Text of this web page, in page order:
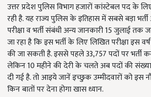
उत्तर प्रदेश पुलिस विभाग हजारों कांस्टेबल पद के
रही है. यह राज्य पुलिस के इतिहास में सबसे बड़ा
परीक्षा व भर्ती संबंधी अन्य जानकारी 15 जुलाई तक
जा रहा है कि इस भर्ती के लिए लिखित परीक्षा इस
की जा सकती है. इससे पहले 33,757 पदों पर भर्ती
लेकिन 10 महीने की देरी के चलते अब पदों की
दी गई है. तो आइये जानें इच्छुक उम्मीदवारों को इस
किन बातों पर देना होगा खास ध्यान.